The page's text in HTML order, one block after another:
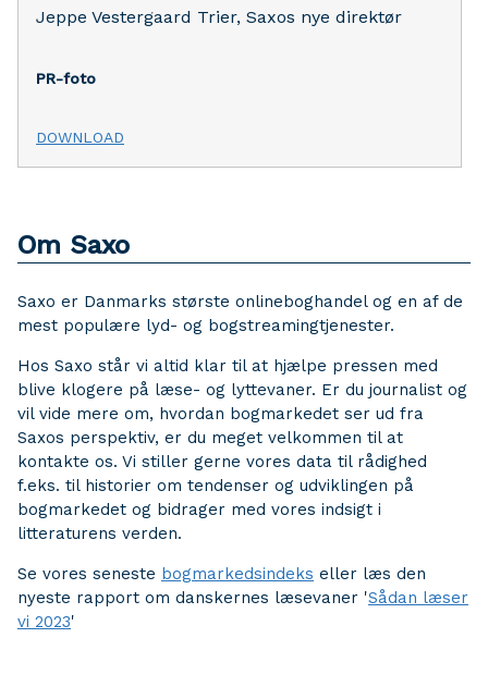
Jeppe Vestergaard Trier, Saxos nye direktør
PR-foto
DOWNLOAD
Om Saxo
Saxo er Danmarks største onlineboghandel og en af de
mest populære lyd- og bogstreamingtjenester.
Hos Saxo står vi altid klar til at hjælpe pressen med
blive klogere på læse- og lyttevaner. Er du journalist og
vil vide mere om, hvordan bogmarkedet ser ud fra
Saxos perspektiv, er du meget velkommen til at
kontakte os. Vi stiller gerne vores data til rådighed
f.eks. til historier om tendenser og udviklingen på
bogmarkedet og bidrager med vores indsigt i
litteraturens verden.
Se vores seneste bogmarkedsindeks eller læs den
nyeste rapport om danskernes læsevaner 'Sådan læser
vi 2023'